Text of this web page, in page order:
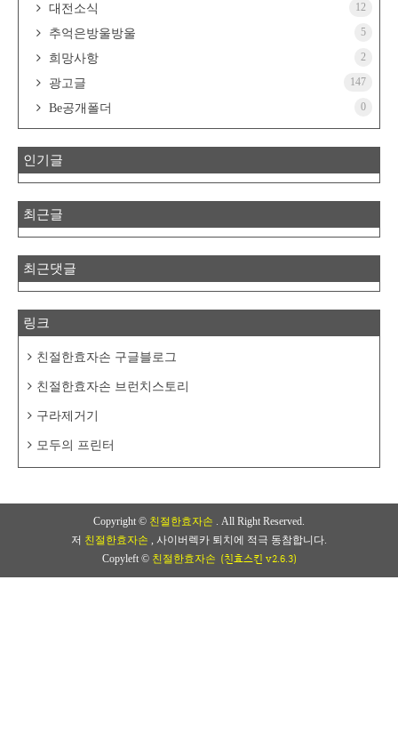
대전소식 12
추억은방울방울 5
희망사항 2
광고글 147
Be공개폴더 0
인기글
최근글
최근댓글
링크
친절한효자손 구글블로그
친절한효자손 브런치스토리
구라제거기
모두의 프린터
Copyright © 친절한효자손 . All Right Reserved.
저 친절한효자손 , 사이버렉카 퇴치에 적극 동참합니다.
Copyleft © 친절한효자손 (친효스킨 v2.6.3)